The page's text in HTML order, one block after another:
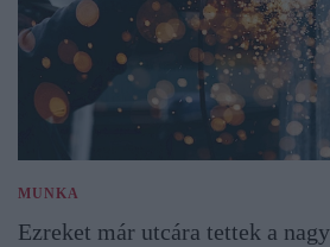
MUNKA
Ezreket már utcára tettek a